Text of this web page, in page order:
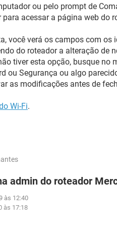
ou pelo prompt de
para acessar a página web do
você verá os campos com os
do roteador a alteração de
tiver esta opção, busque no
ou Segurança ou algo
as modificações antes de
Wi-Fi.
admin do roteador
às 12:40
às 17:18